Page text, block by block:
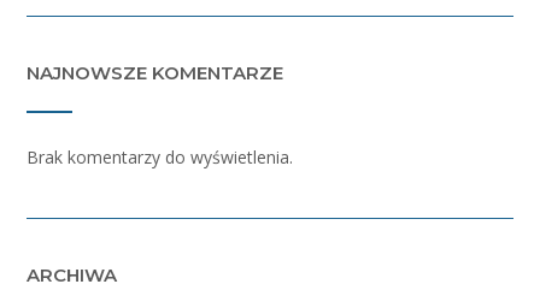
NAJNOWSZE KOMENTARZE
Brak komentarzy do wyświetlenia.
ARCHIWA